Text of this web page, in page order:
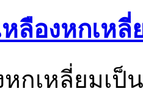
ลืองหกเหลี่
กเหลี่ยมเ